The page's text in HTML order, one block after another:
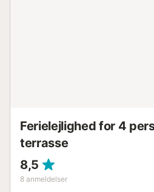
Ferielejlighed for 4
terrasse
8,5
8 anmeldelser